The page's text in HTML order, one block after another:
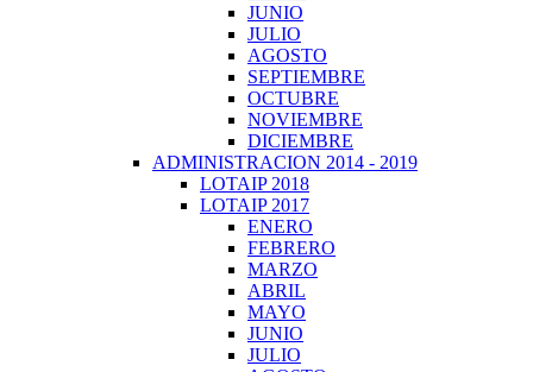
JUNIO
JULIO
AGOSTO
SEPTIEMBRE
OCTUBRE
NOVIEMBRE
DICIEMBRE
ADMINISTRACION 2014 - 2019
LOTAIP 2018
LOTAIP 2017
ENERO
FEBRERO
MARZO
ABRIL
MAYO
JUNIO
JULIO